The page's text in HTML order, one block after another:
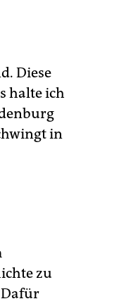
Diese
halte ich
in
zu